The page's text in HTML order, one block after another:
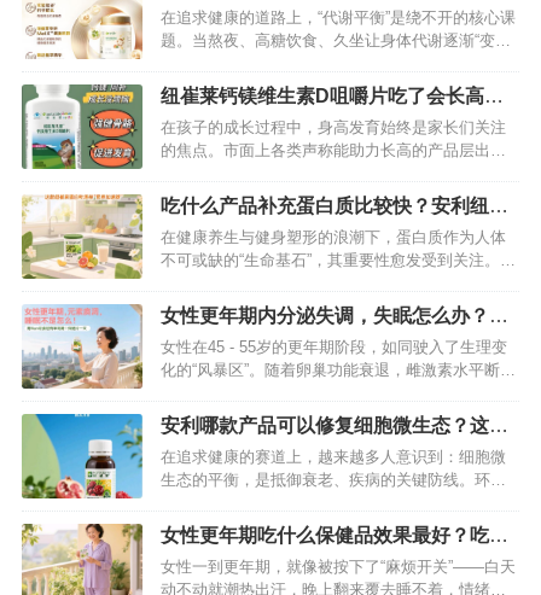
这款纽崔莱产品可调节
在追求健康的道路上，“代谢平衡”是绕不开的核心课
题。当熬夜、高糖饮食、久坐让身体代谢逐渐“变
白调衡素，作为一款聚焦“代谢调节”的功能性产品，
正凭借科学配方与真实效果，成为万千用户的选
择。它究竟有何独特之处？我们从三个维度拆解
——…
纽崔莱钙镁维生素D咀嚼片吃了会长高
吗？我来为你详细揭秘
在孩子的成长过程中，身高发育始终是家长们关注
的焦点。市面上各类声称能助力长高的产品层出不
满怀期待，希望这款产品能成为孩子长高的“秘密武
器”。那么，吃了纽崔莱维生素D咀嚼片真的会长高
吗？接下来就为你深入揭秘。…
吃什么产品补充蛋白质比较快？安利纽崔
莱蛋白粉别错过
在健康养生与健身塑形的浪潮下，蛋白质作为人体
不可或缺的“生命基石”，其重要性愈发受到关注。无
复，亦或是老年人维持机体活力，及时高效地补充
蛋白质都至关重要。面对市面上琳琅满目的蛋白质
补充产品，究竟哪一款能快速满足身体需求？答案
非安利纽崔莱蛋白粉莫属，它凭借科…
女性更年期内分泌失调，失眠怎么办？用
纽崔莱更年期保养片来改善
女性在45 - 55岁的更年期阶段，如同驶入了生理变
化的“风暴区”。随着卵巢功能衰退，雌激素水平断崖
不安等症状接踵而至，而最令人困扰的，莫过于长
期失眠带来的身心疲惫。当这些问题严重影响生活
质量时，别让自己独自承受——纽崔莱更年期保养
片，以科学配方与天然营养…
安利哪款产品可以修复细胞微生态？这款
纽崔莱产品轻松修复细胞
在追求健康的赛道上，越来越多人意识到：细胞微
生态的平衡，是抵御衰老、疾病的关键防线。环境
活常态，正悄无声息地侵蚀着细胞微生态。而纽崔
莱基源欣活饮品的出现，宛如一把精准的“健康密
钥”，以突破性科技和天然植萃，为细胞微生态修复
女性更年期吃什么保健品效果最好？吃这
款纽崔莱保健品非常有效
女性一到更年期，就像被按下了“麻烦开关”——白天
动不动就潮热出汗，晚上翻来覆去睡不着，情绪也